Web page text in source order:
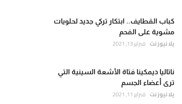
كباب القطايف.. ابتكار تركي جديد لحلويات
مشوية على الفحم
يلا نيوز نت فبراير 13, 2021
ناتاليا ديمكينا فتاة الأشعة السينية التي
ترى أعضاء الجسم
يلا نيوز نت فبراير 11, 2021